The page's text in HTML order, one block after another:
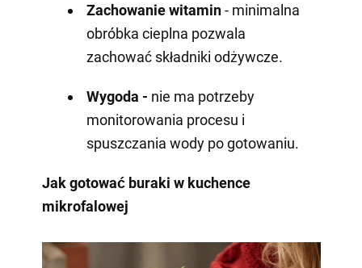
Zachowanie witamin- minimalna
obróbka cieplna pozwala
zachować składniki odżywcze.
Wygoda - nie ma potrzeby
monitorowania procesu i
spuszczania wody po gotowaniu.
Jak gotować buraki w kuchence
mikrofalowej